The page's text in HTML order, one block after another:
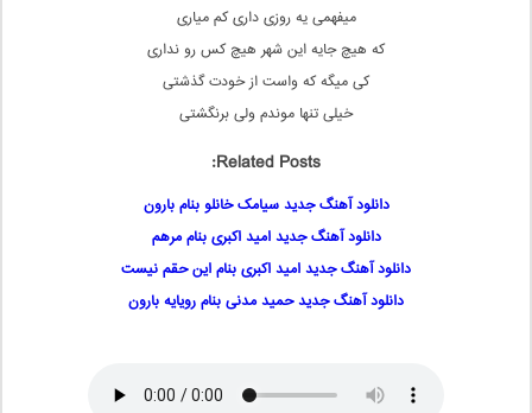
میفهمی یه روزی داری کم میاری
که هیچ جایه این شهر هیچ کس رو نداری
کی میگه که واست از خودت گذشتی
خیلی تنها موندم ولی برنگشتی
Related Posts:
دانلود آهنگ جدید سیامک خانلو بنام بارون
دانلود آهنگ جدید امید اکبری بنام مرهم
دانلود آهنگ جدید امید اکبری بنام این حقم نیست
دانلود آهنگ جدید حمید مدنی بنام رویایه بارون